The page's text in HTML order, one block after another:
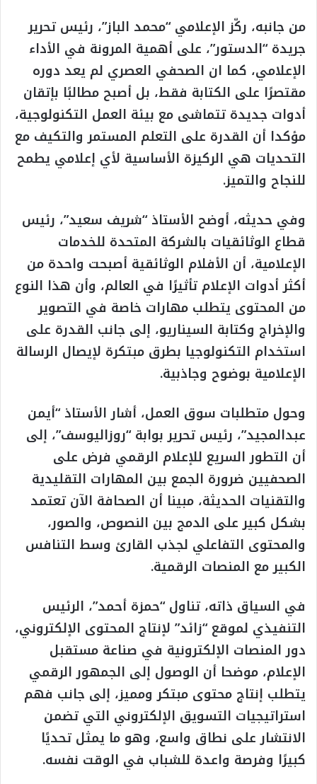
من جانبه، ركّز الإعلامي “محمد الباز”، رئيس تحرير
جريدة “الدستور”، على أهمية المرونة في الأداء
الإعلامي، كما ان الصحفي العصري لم يعد دوره
مقتصرًا على الكتابة فقط، بل أصبح مطالبًا بإتقان
أدوات جديدة تتماشى مع بيئة العمل التكنولوجية،
مؤكدا أن القدرة على التعلم المستمر والتكيف مع
التحديات هي الركيزة الأساسية لأي إعلامي يطمح
للنجاح والتميز.
وفي حديثه، أوضح الأستاذ “شريف سعيد”، رئيس
قطاع الوثائقيات بالشركة المتحدة للخدمات
الإعلامية، أن الأفلام الوثائقية أصبحت واحدة من
أكثر أدوات الإعلام تأثيرًا في العالم، وأن هذا النوع
من المحتوى يتطلب مهارات خاصة في التصوير
والإخراج وكتابة السيناريو، إلى جانب القدرة على
استخدام التكنولوجيا بطرق مبتكرة لإيصال الرسالة
الإعلامية بوضوح وجاذبية.
وحول متطلبات سوق العمل، أشار الأستاذ “أيمن
عبدالمجيد”، رئيس تحرير بوابة “روزاليوسف”، إلى
أن التطور السريع للإعلام الرقمي فرض على
الصحفيين ضرورة الجمع بين المهارات التقليدية
والتقنيات الحديثة، مبينا أن الصحافة الآن تعتمد
بشكل كبير على الدمج بين النصوص، والصور،
والمحتوى التفاعلي لجذب القارئ وسط التنافس
الكبير مع المنصات الرقمية.
في السياق ذاته، تناول “حمزة أحمد”، الرئيس
التنفيذي لموقع “زائد” لإنتاج المحتوى الإلكتروني،
دور المنصات الإلكترونية في صناعة مستقبل
الإعلام، موضحا أن الوصول إلى الجمهور الرقمي
يتطلب إنتاج محتوى مبتكر ومميز، إلى جانب فهم
استراتيجيات التسويق الإلكتروني التي تضمن
الانتشار على نطاق واسع، وهو ما يمثل تحديًا
كبيرًا وفرصة واعدة للشباب في الوقت نفسه.